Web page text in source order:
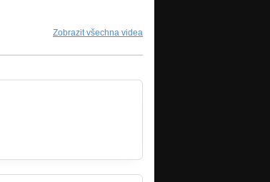
Zobrazit všechna videa